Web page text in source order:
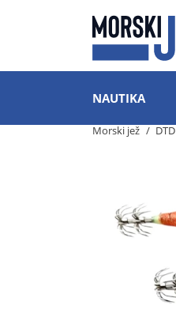
NAUTIKA
Morski jež DTD